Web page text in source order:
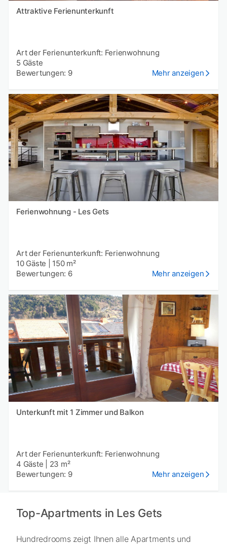
Attraktive Ferienunterkunft
Art der Ferienunterkunft: Ferienwohnung
5 Gäste
Bewertungen: 9
Mehr anzeigen
Ferienwohnung - Les Gets
Art der Ferienunterkunft: Ferienwohnung
10 Gäste
150 m²
Bewertungen: 6
Mehr anzeigen
Unterkunft mit 1 Zimmer und Balkon
Art der Ferienunterkunft: Ferienwohnung
4 Gäste
23 m²
Bewertungen: 9
Mehr anzeigen
Top-Apartments in Les Gets
Hundredrooms zeigt Ihnen alle Apartments und